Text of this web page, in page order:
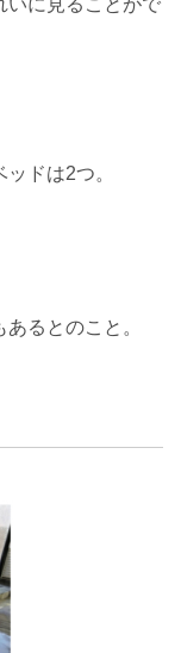
いに見ることがで
ドは2つ。
るとのこと。